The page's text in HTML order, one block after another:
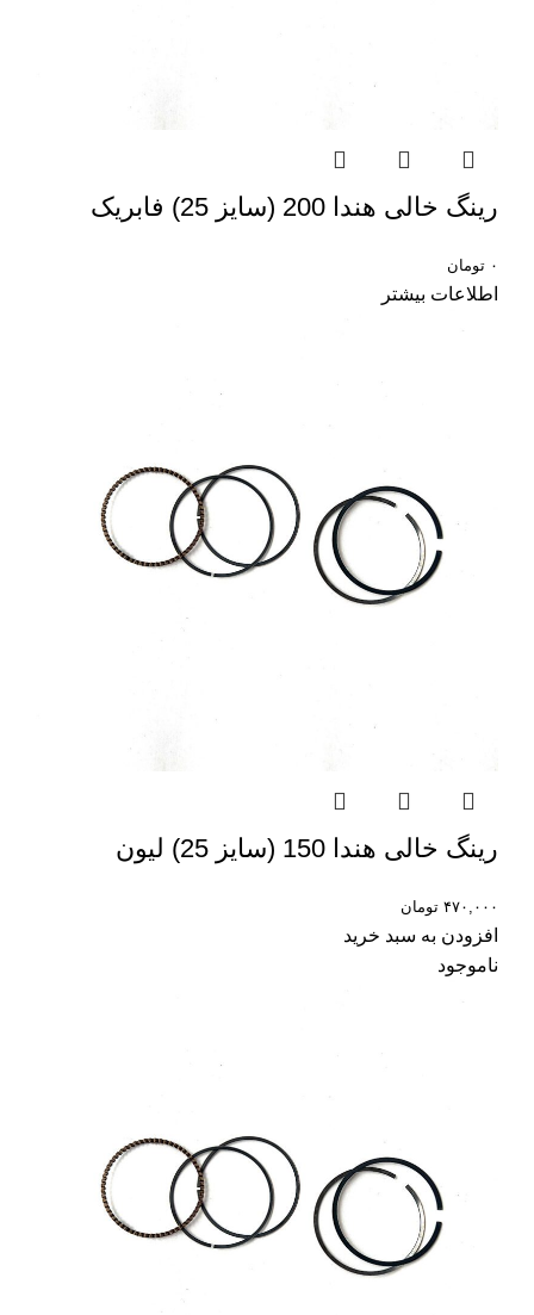
رینگ خالی هندا 200 (سایز 25) فابریک
۰ تومان
اطلاعات بیشتر
رینگ خالی هندا 150 (سایز 25) لیون
۴۷۰,۰۰۰ تومان
افزودن به سبد خرید
ناموجود